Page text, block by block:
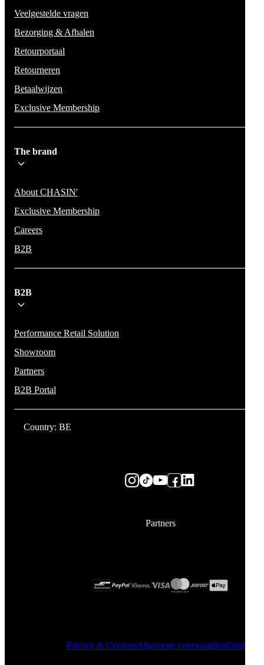
Veelgestelde vragen
Bezorging & Afhalen
Retourportaal
Retourneren
Betaalwijzen
Exclusive Membership
The brand
About CHASIN'
Exclusive Membership
Careers
B2B
B2B
Performance Retail Solution
Showroom
Partners
B2B Portal
Country: BE
Partners
Privacy & CookiesAlgemene voorwaardenContact